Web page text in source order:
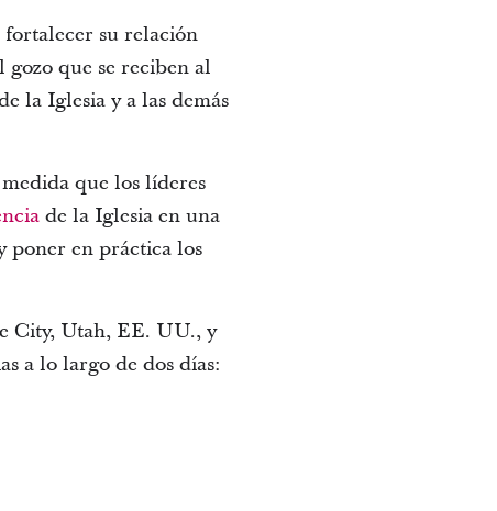
fortalecer su relación
que se reciben al
la Iglesia y a las demás
que los líderes
de la Iglesia en una
poner en práctica los
City, Utah, EE. UU., y
a lo largo de dos días: